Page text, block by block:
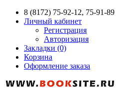
8 (8172) 75-92-12, 75-91-89
Личный кабинет
Регистрация
Авторизация
Закладки (0)
Корзина
Оформление заказа